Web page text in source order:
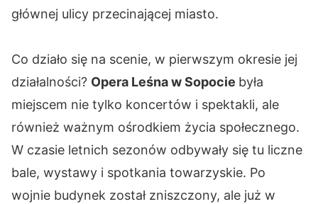
głównej ulicy przecinającej miasto.
Co działo się na scenie, w pierwszym okresie jej
działalności? Opera Leśna w Sopocie była
miejscem nie tylko koncertów i spektakli, ale
również ważnym ośrodkiem życia społecznego.
W czasie letnich sezonów odbywały się tu liczne
bale, wystawy i spotkania towarzyskie. Po
wojnie budynek został zniszczony, ale już w